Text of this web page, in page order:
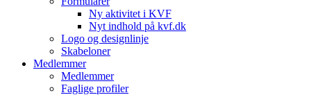
Ny aktivitet i KVF
Nyt indhold på kvf.dk
Logo og designlinje
Skabeloner
Medlemmer
Medlemmer
Faglige profiler